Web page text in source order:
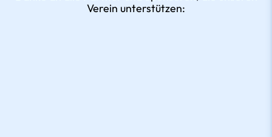
Verein unterstützen: